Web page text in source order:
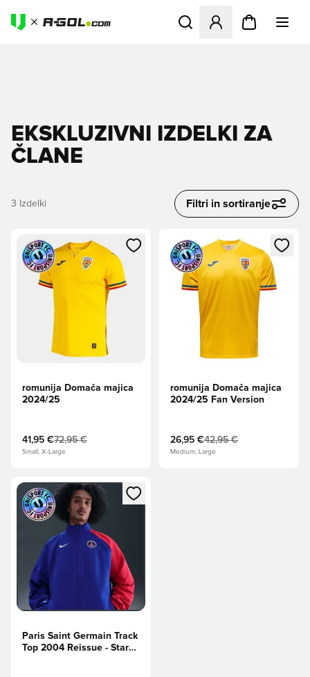
Odpre Modal za prijavo ali
EKSKLUZIVNI IZDELKI ZA
ČLANE
3 Izdelki Filtri in sortiranje
Odpre Modal za prijavo ali vpis kot član
romunija Domača majica
2024/25
41,95 €72,95 €
Small, X-Large
Odpre Modal za prijavo ali
romunija Domača majica
2024/25 Fan Version
26,95 €42,95 €
Medium, Large
Odpre Modal za prijavo ali vpis kot član
Paris Saint Germain Track
Top 2004 Reissue - Staro